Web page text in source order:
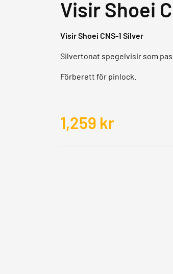
Visir Shoei
Visir Shoei CNS-1 Silver
Silvertonat spegelvisir som
Förberett för pinlock.
1,259 kr